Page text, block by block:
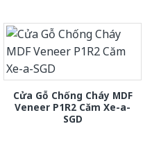
Cửa Gỗ Chống Cháy MDF
Veneer P1R2 Căm Xe-a-
SGD